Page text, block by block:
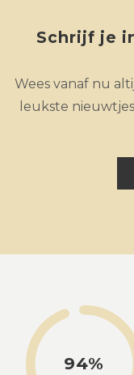
Schrijf je
Wees vanaf nu
leukste
94%